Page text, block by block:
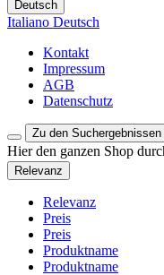
Deutsch
Italiano Deutsch
Kontakt
Impressum
AGB
Datenschutz
Zu den Suchergebnissen
Hier den ganzen Shop
Relevanz
Relevanz
Preis
Preis
Produktname
Produktname